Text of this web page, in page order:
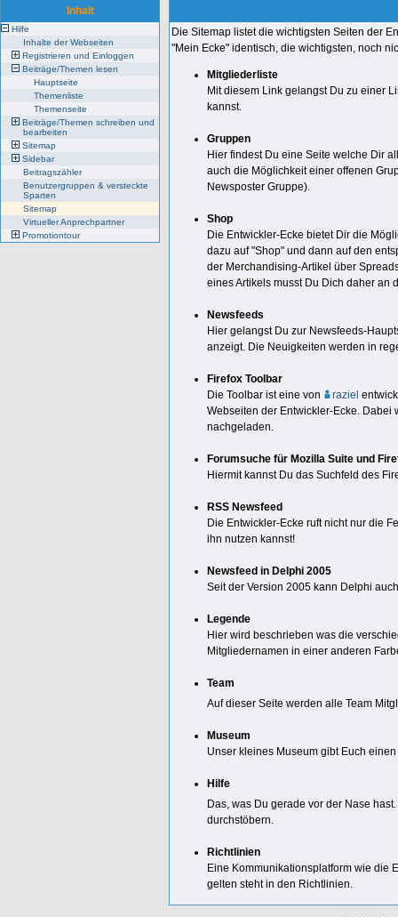
Inhalt
Hilfe
Inhalte der Webseiten
Registrieren und Einloggen
Beiträge/Themen lesen
Hauptseite
Themenliste
Themenseite
Beiträge/Themen schreiben und
bearbeiten
Sitemap
Sidebar
Beitragszähler
Benutzergruppen & versteckte
Sparten
Sitemap
Virtueller Anprechpartner
Promotiontour
Die Sitemap listet die wichtigsten Seiten der
"Mein Ecke" identisch, die wichtigsten, noch
Mitgliederliste
Mit diesem Link gelangst Du zu einer
kannst.
Gruppen
Hier findest Du eine Seite welche Dir
auch die Möglichkeit einer offenen
Newsposter Gruppe).
Shop
Die Entwickler-Ecke bietet Dir die
dazu auf "Shop" und dann auf den
der Merchandising-Artikel über
eines Artikels musst Du Dich daher an
Newsfeeds
Hier gelangst Du zur Newsfeeds-
anzeigt. Die Neuigkeiten werden in
Firefox Toolbar
Die Toolbar ist eine von
raziel
Webseiten der Entwickler-Ecke. Dabei
nachgeladen.
Forumsuche für Mozilla Suite und
Hiermit kannst Du das Suchfeld des
RSS Newsfeed
Die Entwickler-Ecke ruft nicht nur die
ihn nutzen kannst!
Newsfeed in Delphi 2005
Seit der Version 2005 kann Delphi
Legende
Hier wird beschrieben was die
Mitgliedernamen in einer anderen
Team
Auf dieser Seite werden alle Team
Museum
Unser kleines Museum gibt Euch
Hilfe
Das, was Du gerade vor der Nase hast.
durchstöbern.
Richtlinien
Eine Kommunikationsplatform wie die
gelten steht in den Richtlinien.